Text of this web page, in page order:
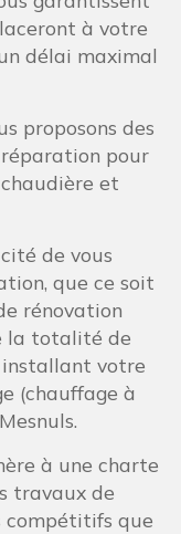
à votre
délai maximal
proposons des
pour
et
de vous
que ce soit
rénovation
la totalité de
votre
(chauffage à
à une charte
travaux de
compétitifs que